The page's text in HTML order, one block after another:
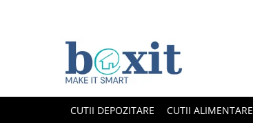
CUTII DEPOZITARE CUTII ALIMENTARE